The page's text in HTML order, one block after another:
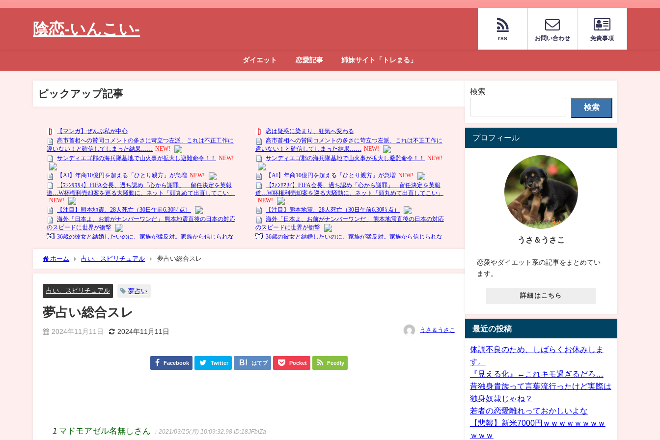
陰恋-いんこい-
rss お問い合わせ 免責事項
ダイエット 恋愛記事 姉妹サイト「トレまる」
ピックアップ記事
ホーム 占い、スピリチュアル 夢占い総合スレ
占い、スピリチュアル 夢占い
夢占い総合スレ
2024年11月11日 2024年11月11日 うさ＆うさこ
Facebook Twitter はてブ Pocket Feedly
1 マドモアゼル名無しさん ：2021/03/15(月) 10:09:32.98ID:18JFbiZa
検索
検索
プロフィール
うさ＆うさこ
恋愛やダイエット系の記事をまとめてい
ます。
詳細はこちら
最近の投稿
体調不良のため、しばらくお休みしま
す。
『見える化』←これキモ過ぎるだろ…
昔独身貴族って言葉流行ったけど実際は
独身奴隷じゃね？
若者の恋愛離れっておかしいよな
【悲報】新米7000円ｗｗｗｗｗｗｗｗ
ｗｗｗ